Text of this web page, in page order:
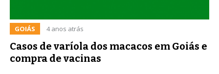
GOIÁS 4 anos atrás
Casos de varíola dos macacos em Goiás e
compra de vacinas